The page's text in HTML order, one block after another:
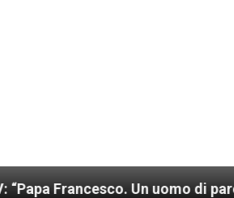
Un uomo di parola”, dietro